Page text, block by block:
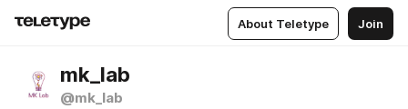
About Teletype Join
mk_lab
@mk_lab